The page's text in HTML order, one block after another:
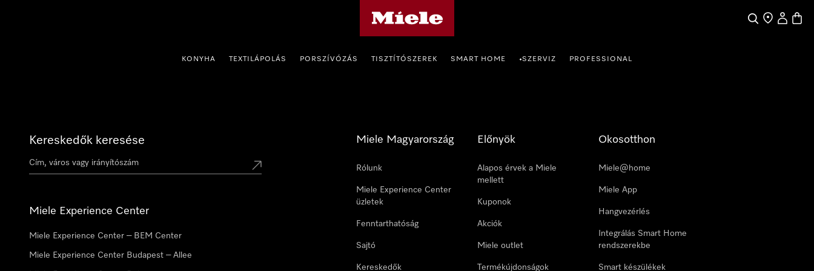
KeresesÜzletkereső
Saját profil
KONYHA TEXTILÁPOLÁS PORSZÍVÓZÁS TISZTÍTÓSZEREK SMART HOME •SZERVIZ PROFESSIONAL
Kereskedők keresése
Miele Experience Center
Miele Experience Center – BEM Center
Miele Experience Center Budapest – Allee
Miele Magyarország
Rólunk
Miele Experience Center
üzletek
Fenntarthatóság
Sajtó
Kereskedők
Előnyök
Alapos érvek a Miele
mellett
Kuponok
Akciók
Miele outlet
Termékújdonságok
Okosotthon
Miele@home
Miele App
Hangvezérlés
Integrálás Smart Home
rendszerekbe
Smart készülékek